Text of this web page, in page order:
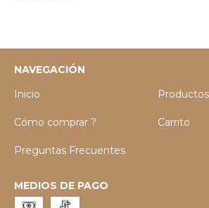
NAVEGACIÓN
Inicio
Productos
Cómo comprar ? Carrito
Preguntas Frecuentes
MEDIOS DE PAGO